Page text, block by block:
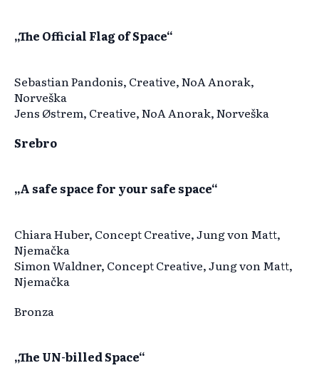
„The Official Flag of Space“
Sebastian Pandonis, Creative, NoA Anorak,
Norveška
Jens Østrem, Creative, NoA Anorak, Norveška
Srebro
„A safe space for your safe space“
Chiara Huber, Concept Creative, Jung von Matt,
Njemačka
Simon Waldner, Concept Creative, Jung von Matt,
Njemačka
Bronza
„The UN-billed Space“